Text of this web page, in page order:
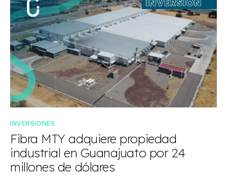
INVERSIONES
Fibra MTY adquiere propiedad
industrial en Guanajuato por 24
millones de dólares